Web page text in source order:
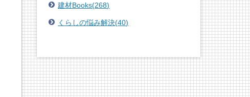
建材Books(268)
くらしの悩み解決(40)